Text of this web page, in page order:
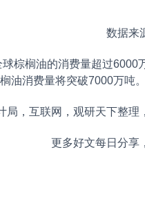
数据来
棕榈油的消费量超过6000
油消费量将突破7000万吨。
局，互联网，观研天下整理
更多好文每日分享